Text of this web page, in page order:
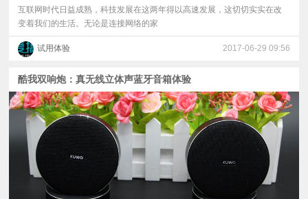
互联网时代日益成熟，科技发展在这两年得以高速发展，这切切实实在改
变着我们的生活。无论是连接网络的家
试用体验 2017-06-29 09:56
酷我双响炮：真无线立体声蓝牙音箱体验